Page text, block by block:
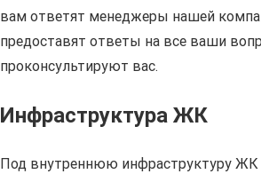
вам ответят менеджеры нашей
предоставят ответы на все ваши
проконсультируют вас.
Инфраструктура ЖК
Под внутреннюю инфраструктуру